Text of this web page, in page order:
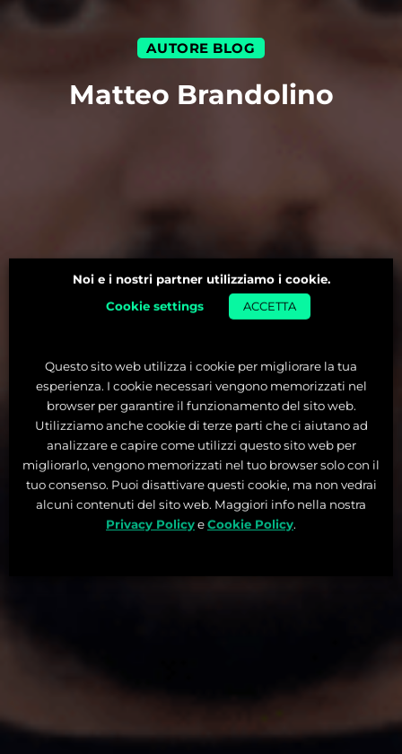
AUTORE BLOG
Matteo Brandolino
Noi e i nostri partner utilizziamo i cookie.
Cookie settings
ACCETTA
Questo sito web utilizza i cookie per migliorare la tua
esperienza. I cookie necessari vengono memorizzati nel
browser per garantire il funzionamento del sito web.
Utilizziamo anche cookie di terze parti che ci aiutano ad
analizzare e capire come utilizzi questo sito web per
migliorarlo, vengono memorizzati nel tuo browser solo con il
tuo consenso. Puoi disattivare questi cookie, ma non vedrai
alcuni contenuti del sito web. Maggiori info nella nostra
Privacy PolicyeCookie Policy.